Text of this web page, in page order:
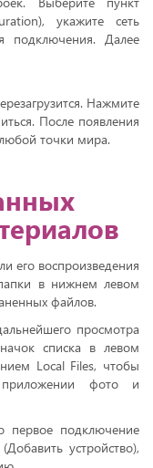
укажите сеть
подключения. Далее
Нажмите
После появления
точки мира.
его воспроизведения
в нижнем левом
файлов.
просмотра
списка в левом
Local Files, чтобы
фото и
первое подключение
устройство),